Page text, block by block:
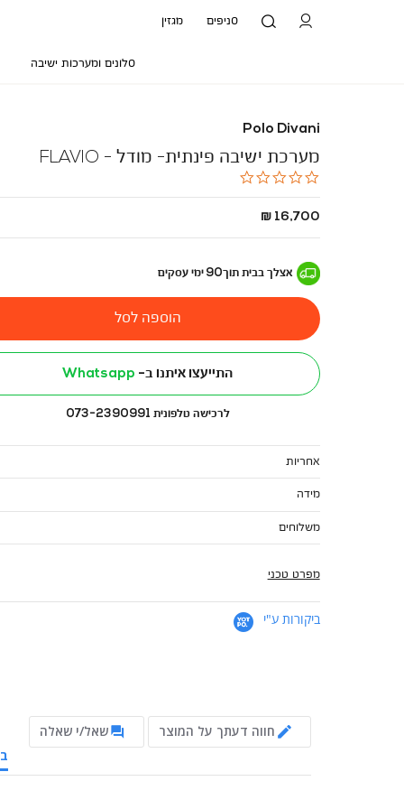
סניפים מגזין
סלונים ומערכות ישיבה
Polo Divani
מערכת ישיבה פינתית- מודל - FLAVIO
16,700 ₪
אצלך בבית תוך90 ימי עסקים
הוספה לסל
התייעצו איתנו ב- Whatsapp
לרכישה טלפונית 073-2390991
אחריות
מידה
משלוחים
מפרט טכני
ביקורות ע"י
חווה דעתך על המוצר
שאל/י שאלה